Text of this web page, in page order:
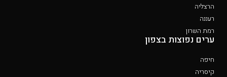
הרצליה
רעננה
רמת השרון
ערים נפוצות בצפון
חיפה
קיסריה